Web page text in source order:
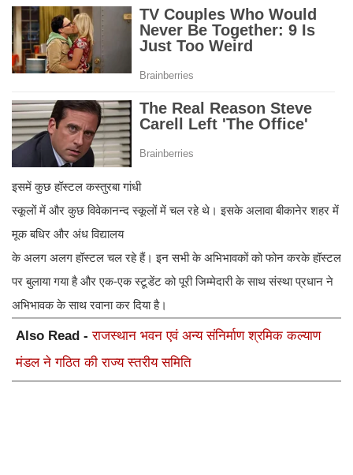
इसमें कुछ हॉस्टल कस्तुरबा गांधी
स्कूलों में और कुछ विवेकानन्द स्कूलों में चल रहे थे। इसके अलावा बीकानेर शहर में
मूक बधिर और अंध विद्यालय
के अलग अलग हॉस्टल चल रहे हैं। इन सभी के अभिभावकों को फोन करके हॉस्टल
पर बुलाया गया है और एक-एक स्टूडेंट को पूरी जिम्मेदारी के साथ संस्था प्रधान ने
अभिभावक के साथ रवाना कर दिया है।
Also Read -राजस्थान भवन एवं अन्य संनिर्माण श्रमिक कल्याण
मंडल ने गठित की राज्य स्तरीय समिति